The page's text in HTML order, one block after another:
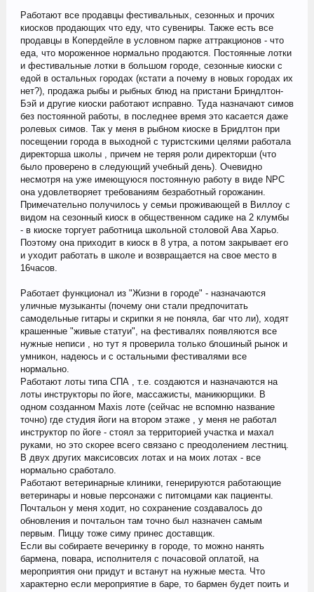
Работают все продавцы фестивальных, сезонных и прочих
киосков продающих что еду, что сувениры. Также есть все
продавцы в Копердейле в условном парке аттракционов - что
еда, что мороженное нормально продаются. Постоянные лотки
и фестивальные лотки в большом городе, сезонные киоски с
едой в остальных городах (кстати а почему в новых городах их
нет?), продажа рыбы и рыбных блюд на пристани Бриндлтон-
Бэй и другие киоски работают исправно. Туда назначают симов
без постоянной работы, в последнее время это касается даже
ролевых симов. Так у меня в рыбном киоске в Бридлтон при
посещении города в выходной с туристскими целями работала
директорша школы , причем не теряя роли директорши (что
было проверено в следующий учебный день). Очевидно
несмотря на уже имеющуюся постоянную работу в виде NPC
она удовлетворяет требованиям безработный горожанин.
Примечательно получилось у семьи проживающей в Виллоу с
видом на сезонный киоск в общественном садике на 2 клумбы
- в киоске торгует работница школьной столовой Ава Харьо.
Поэтому она приходит в киоск в 8 утра, а потом закрывает его
и уходит работать в школе и возвращается на свое место в
16часов.
Работает функционал из "Жизни в городе" - назначаются
уличные музыканты (почему они стали предпочитать
самодельные гитары и скрипки я не поняла, баг что ли), ходят
крашенные "живые статуи", на фестивалях появляются все
нужные неписи , но тут я проверила только блошиный рынок и
умникон, надеюсь и с остальными фестивалями все
нормально.
Работают лоты типа СПА , т.е. создаются и назначаются на
лоты инструкторы по йоге, массажисты, маникюрщики. В
одном созданном Maxis лоте (сейчас не вспомню название
точно) где студия йоги на втором этаже , у меня не работал
инструктор по йоге - стоял за территорией участка и махал
руками, но это скорее всего связано с преодолением лестниц.
В двух других максисовсих лотах и на моих лотах - все
нормально сработало.
Работают ветеринарные клиники, генерируются работающие
ветеринары и новые персонажи с питомцами как пациенты.
Почтальон у меня ходит, но сохранение создавалось до
обновления и почтальон там точно был назначен самым
первым. Пиццу тоже симу принес доставщик.
Если вы собираете вечеринку в городе, то можно нанять
бармена, повара, исполнителя с почасовой оплатой, на
мероприятия они придут и встанут на нужные места. Что
характерно если мероприятие в баре, то бармен будет поить и